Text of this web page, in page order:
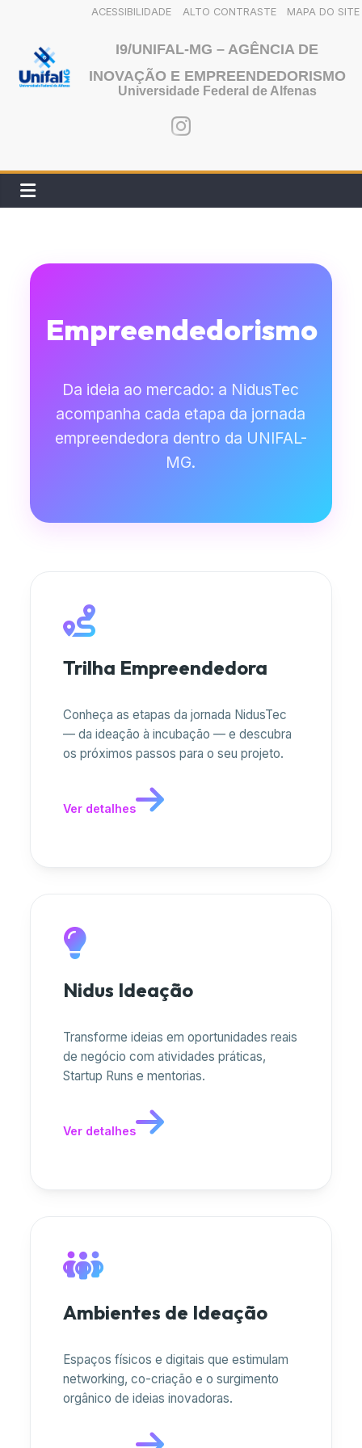
ACESSIBILIDADE ALTO CONTRASTE MAPA DO SITE
I9/UNIFAL-MG – AGÊNCIA DE
INOVAÇÃO E EMPREENDEDORISMO
Universidade Federal de Alfenas
Empreendedorismo
Da ideia ao mercado: a NidusTec
acompanha cada etapa da jornada
empreendedora dentro da UNIFAL-
MG.
Trilha Empreendedora
Conheça as etapas da jornada NidusTec
— da ideação à incubação — e descubra
os próximos passos para o seu projeto.
Ver detalhes
Nidus Ideação
Transforme ideias em oportunidades reais
de negócio com atividades práticas,
Startup Runs e mentorias.
Ver detalhes
Ambientes de Ideação
Espaços físicos e digitais que estimulam
networking, co-criação e o surgimento
orgânico de ideias inovadoras.